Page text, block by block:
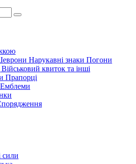
Нарукавні знаки Погони
квиток та інші
Прапорці
сили